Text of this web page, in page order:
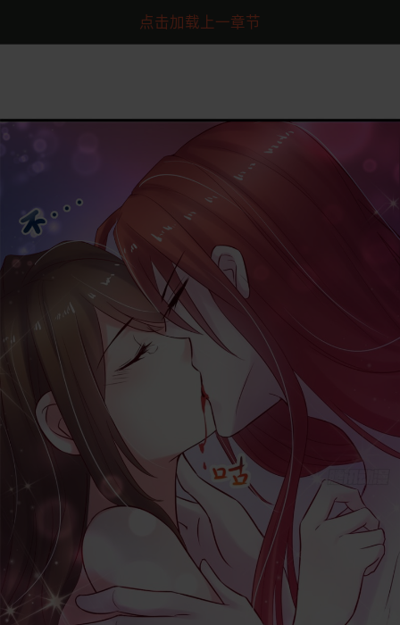
点击加载上一章节